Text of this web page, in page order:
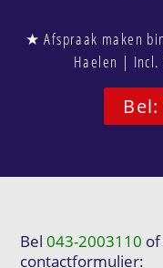
★ Afspraak maken
Haelen |
Bel043-2003110
contactformulier: